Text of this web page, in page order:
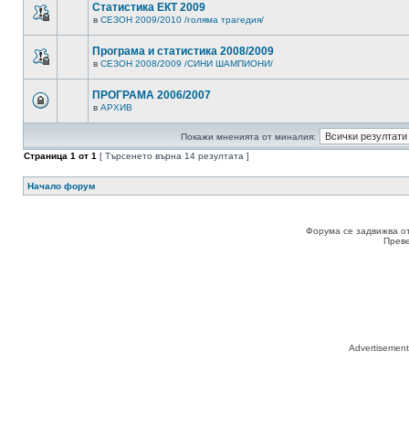
Статистика ЕКТ 2009
в СЕЗОН 2009/2010 /голяма трагедия/
Програма и статистика 2008/2009
в СЕЗОН 2008/2009 /СИНИ ШАМПИОНИ/
ПРОГРАМА 2006/2007
в АРХИВ
Покажи мненията от миналия:
Страница 1 от 1 [ Търсенето върна 14 резултата ]
Начало форум
Форума се задвижва